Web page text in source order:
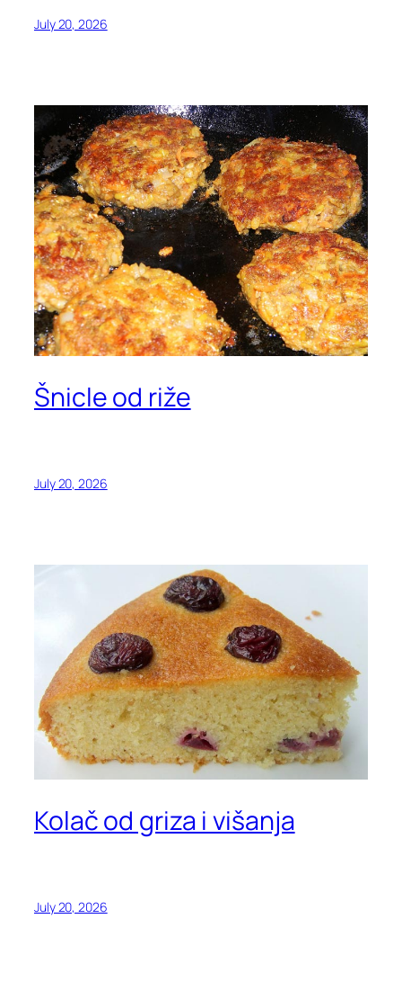
July 20, 2026
Šnicle od riže
July 20, 2026
Kolač od griza i višanja
July 20, 2026